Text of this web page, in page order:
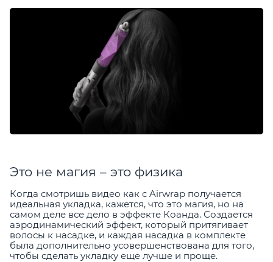
Это не магия – это физика
Когда смотришь видео как с Airwrap получается
идеальная укладка, кажется, что это магия, но на
самом деле все дело в эффекте Коанда. Создается
аэродинамический эффект, который притягивает
волосы к насадке, и каждая насадка в комплекте
была дополнительно усовершенствована для того,
чтобы сделать укладку еще лучше и проще.